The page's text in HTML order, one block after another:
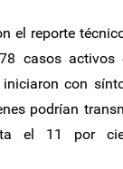
el reporte
casos activos
iniciaron con
podrían
el 11 por